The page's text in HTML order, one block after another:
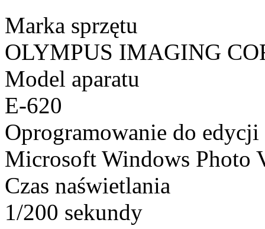
Marka sprzętu
OLYMPUS IMAGING
Model aparatu
E-620
Oprogramowanie do edycji
Microsoft Windows Photo
Czas naświetlania
1/200 sekundy